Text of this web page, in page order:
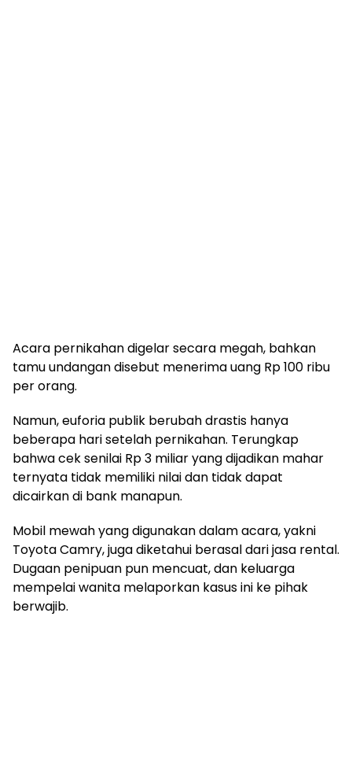
Acara pernikahan digelar secara megah, bahkan
tamu undangan disebut menerima uang Rp 100 ribu
per orang.
Namun, euforia publik berubah drastis hanya
beberapa hari setelah pernikahan. Terungkap
bahwa cek senilai Rp 3 miliar yang dijadikan mahar
ternyata tidak memiliki nilai dan tidak dapat
dicairkan di bank manapun.
Mobil mewah yang digunakan dalam acara, yakni
Toyota Camry, juga diketahui berasal dari jasa rental.
Dugaan penipuan pun mencuat, dan keluarga
mempelai wanita melaporkan kasus ini ke pihak
berwajib.